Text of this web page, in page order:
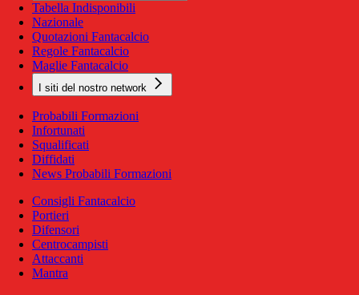
Tabella Indisponibili
Nazionale
Quotazioni Fantacalcio
Regole Fantacalcio
Maglie Fantacalcio
I siti del nostro network
Probabili Formazioni
Infortunati
Squalificati
Diffidati
News Probabili Formazioni
Consigli Fantacalcio
Portieri
Difensori
Centrocampisti
Attaccanti
Mantra